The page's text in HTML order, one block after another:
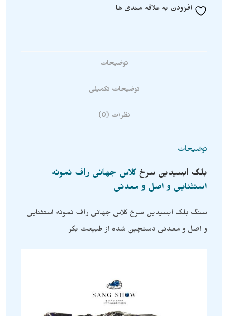
افزودن به علاقه مندی ها
توضیحات
توضیحات تکمیلی
نظرات (0)
توضیحات
بلک ابسیدین سرخ کلاس جهانی راف نمونه
استثنایی و اصل و معدنی
سنگ بلک ابسیدین سرخ کلاس جهانی راف نمونه استثنایی
و اصل و معدنی دستچین شده از طبیعت بکر